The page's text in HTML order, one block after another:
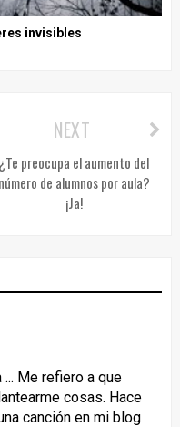
invisibles
NEXT
¿Te preocupa el aumento del
número de alumnos por aula?
¡Ja!
Me refiero a que
cosas. Hace
canción en mi blog